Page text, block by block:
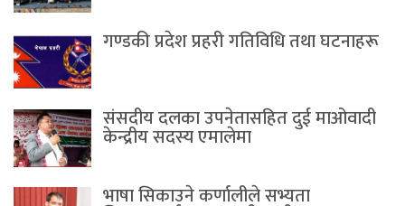
गण्डकी प्रदेश प्रहरी गतिविधि तथा घटनाहरू
संसदीय दलका उपनेतासहित दुई माओवादी
केन्द्रीय सदस्य एमालेमा
भाषा सिकाउने कर्णालीले सभ्यता